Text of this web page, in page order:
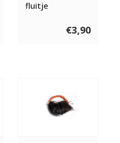
fluitje
€3,90